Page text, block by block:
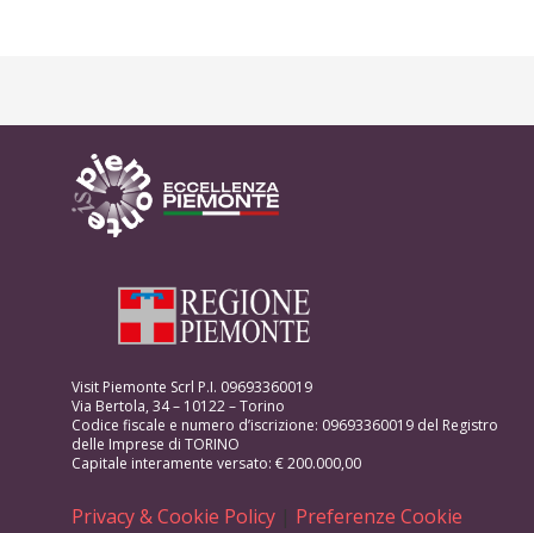
Visit Piemonte Scrl P.I. 09693360019
Via Bertola, 34 – 10122 – Torino
Codice fiscale e numero d’iscrizione: 09693360019 del Registro
delle Imprese di TORINO
Capitale interamente versato: € 200.000,00
Privacy & Cookie Policy | Preferenze Cookie